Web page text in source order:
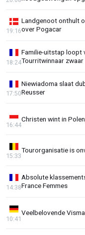
Landgenoot onthult
over Pogacar
19:16
Familie-uitstap loopt
Tourritwinnaar zwaar
18:24
Niewiadoma slaat
Reusser
17:50
Christen wint in
16:44
Tourorganisatie is
15:33
Absolute
France Femmes
14:38
Veelbelovende
10:41